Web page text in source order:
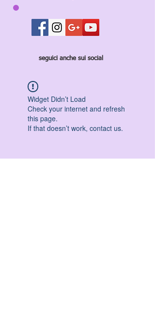
seguici anche sui social
Widget Didn’t Load
Check your internet and refresh
this page.
If that doesn’t work, contact us.